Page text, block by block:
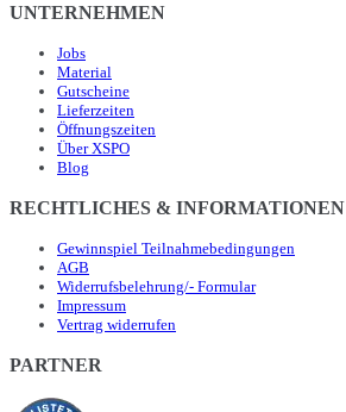
UNTERNEHMEN
Jobs
Material
Gutscheine
Lieferzeiten
Öffnungszeiten
Über XSPO
Blog
RECHTLICHES & INFORMATIONEN
Gewinnspiel Teilnahmebedingungen
AGB
Widerrufsbelehrung/- Formular
Impressum
Vertrag widerrufen
PARTNER